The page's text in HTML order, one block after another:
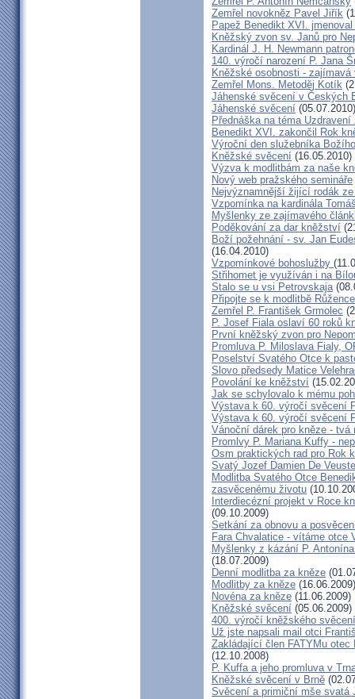
Zemřel novokněz Pavel Jiřík
Papež Benedikt XVI.
Kněžský zvon sv. Janů pro
Kardinál J. H. Newmann
140. výročí narození P. Jana
Kněžské osobnosti -
Zemřel Mons. Metoděj Kotík
Jáhenské svěcení v Českých
Jáhenské svěcení (05.07.2010)
Přednáška na téma
Benedikt XVI. zakončil Rok
Výroční den služebníka
Kněžské svěcení (16.05.2010)
Výzva k modlitbám za naše
Nový web pražského semináře
Nejvýznamnější žijící rodák
Vzpomínka na kardinála
Myšlenky ze zajímavého
Poděkování za dar kněžství
Boží požehnání - sv. Jan
(16.04.2010)
Vzpomínkové bohoslužby
Střihomet je využíván i na
Stalo se u vsi Petrovskaja
Připojte se k modlitbě
Zemřel P. František Grmolec
P. Josef Fiala oslaví 60 roků
První kněžský zvon pro
Promluva P. Miloslava Fialy,
Poselství Svatého Otce k
Slovo předsedy Matice
Povolání ke kněžství
Jak se schylovalo k mému
Výstava k 60. výročí svěcení
Výstava k 60. výročí svěcení
Vánoční dárek pro kněze - tvá
Promlvy P. Mariana Kuffy -
Osm praktických rad pro Rok
Svatý Jozef Damien De
Modlitba Svatého Otce
zasvěcenému životu
Interdiecézní projekt v Roce
(09.10.2009)
Setkání za obnovu a
Fara Chvalatice - vítáme otce
Myšlenky z kázání P.
(18.07.2009)
Denní modlitba za kněze
Modlitby za kněze (16.06.2009)
Novéna za kněze (11.06.2009)
Kněžské svěcení (05.06.2009)
400. výročí kněžského
Už jste napsali mail otci
Zakládající člen FATYMu otec
(12.10.2008)
P. Kuffa a jeho promluva v
Kněžské svěcení v Brně
Svěcení a primiční mše svatá